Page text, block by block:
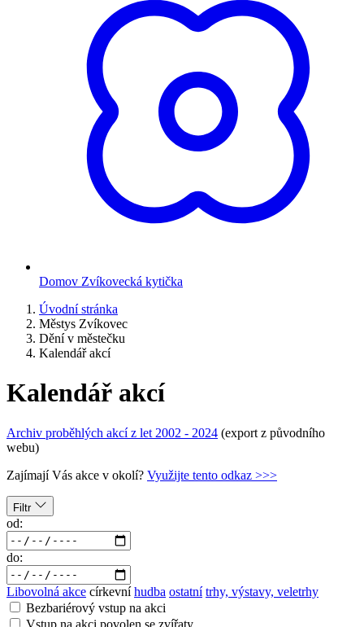
Domov Zvíkovecká kytička
Úvodní stránka
Městys Zvíkovec
Dění v městečku
Kalendář akcí
Kalendář akcí
Archiv proběhlých akcí z let 2002 - 2024 (export z původního
webu)
Zajímají Vás akce v okolí? Využijte tento odkaz >>>
Filtr
od:
do:
Libovolná akce církevní hudba ostatní trhy, výstavy, veletrhy
Bezbariérový vstup na akci
Vstup na akci povolen se zvířaty